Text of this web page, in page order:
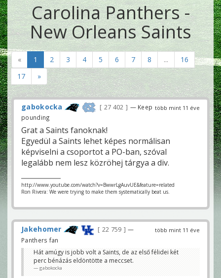
Carolina Panthers -
New Orleans Saints
« 1 2 3 4 5 6 7 8 ...
16
17
»
több mint 11 éve
gabokocka 27 402
— Keep
pounding
Grat a Saints fanoknak!
Egyedül a Saints lehet képes normálisan
képviselni a csoportot a PO-ban, szóval
legalább nem lesz közröhej tárgya a div.
http://www.youtube.com/watch?v=BwwrLgAuvUE&feature=related
Ron Rivera: We were trying to make them systematically beat us.
több mint 11 éve
Jakehomer 22 759
—
Panthers fan
Hát amúgy is jobb volt a Saints, de az első félidei két
perc bénázás eldöntötte a meccset.
gabokocka